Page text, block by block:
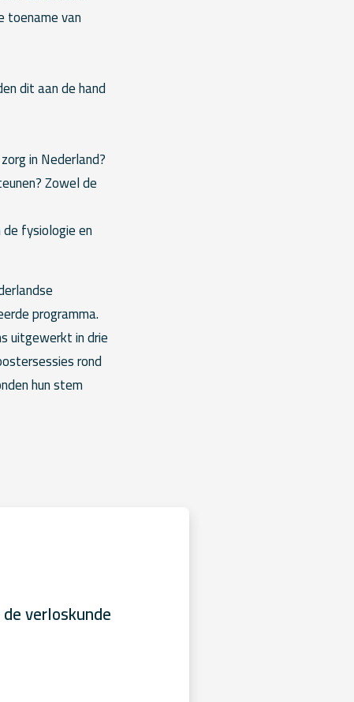
toename van
dit aan de hand
in Nederland?
Zowel de
fysiologie en
programma.
uitgewerkt in drie
rond
hun stem
verloskunde